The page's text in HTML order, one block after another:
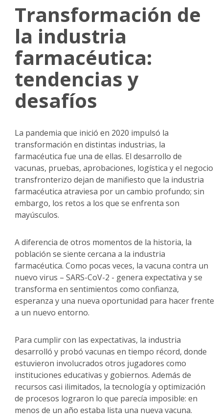
Transformación de
la industria
farmacéutica:
tendencias y
desafíos
La pandemia que inició en 2020 impulsó la
transformación en distintas industrias, la
farmacéutica fue una de ellas. El desarrollo de
vacunas, pruebas, aprobaciones, logística y el negocio
transfronterizo dejan de manifiesto que la industria
farmacéutica atraviesa por un cambio profundo; sin
embargo, los retos a los que se enfrenta son
mayúsculos.
A diferencia de otros momentos de la historia, la
población se siente cercana a la industria
farmacéutica. Como pocas veces, la vacuna contra un
nuevo virus – SARS-CoV-2 - genera expectativa y se
transforma en sentimientos como confianza,
esperanza y una nueva oportunidad para hacer frente
a un nuevo entorno.
Para cumplir con las expectativas, la industria
desarrolló y probó vacunas en tiempo récord, donde
estuvieron involucrados otros jugadores como
instituciones educativas y gobiernos. Además de
recursos casi ilimitados, la tecnología y optimización
de procesos lograron lo que parecía imposible: en
menos de un año estaba lista una nueva vacuna.